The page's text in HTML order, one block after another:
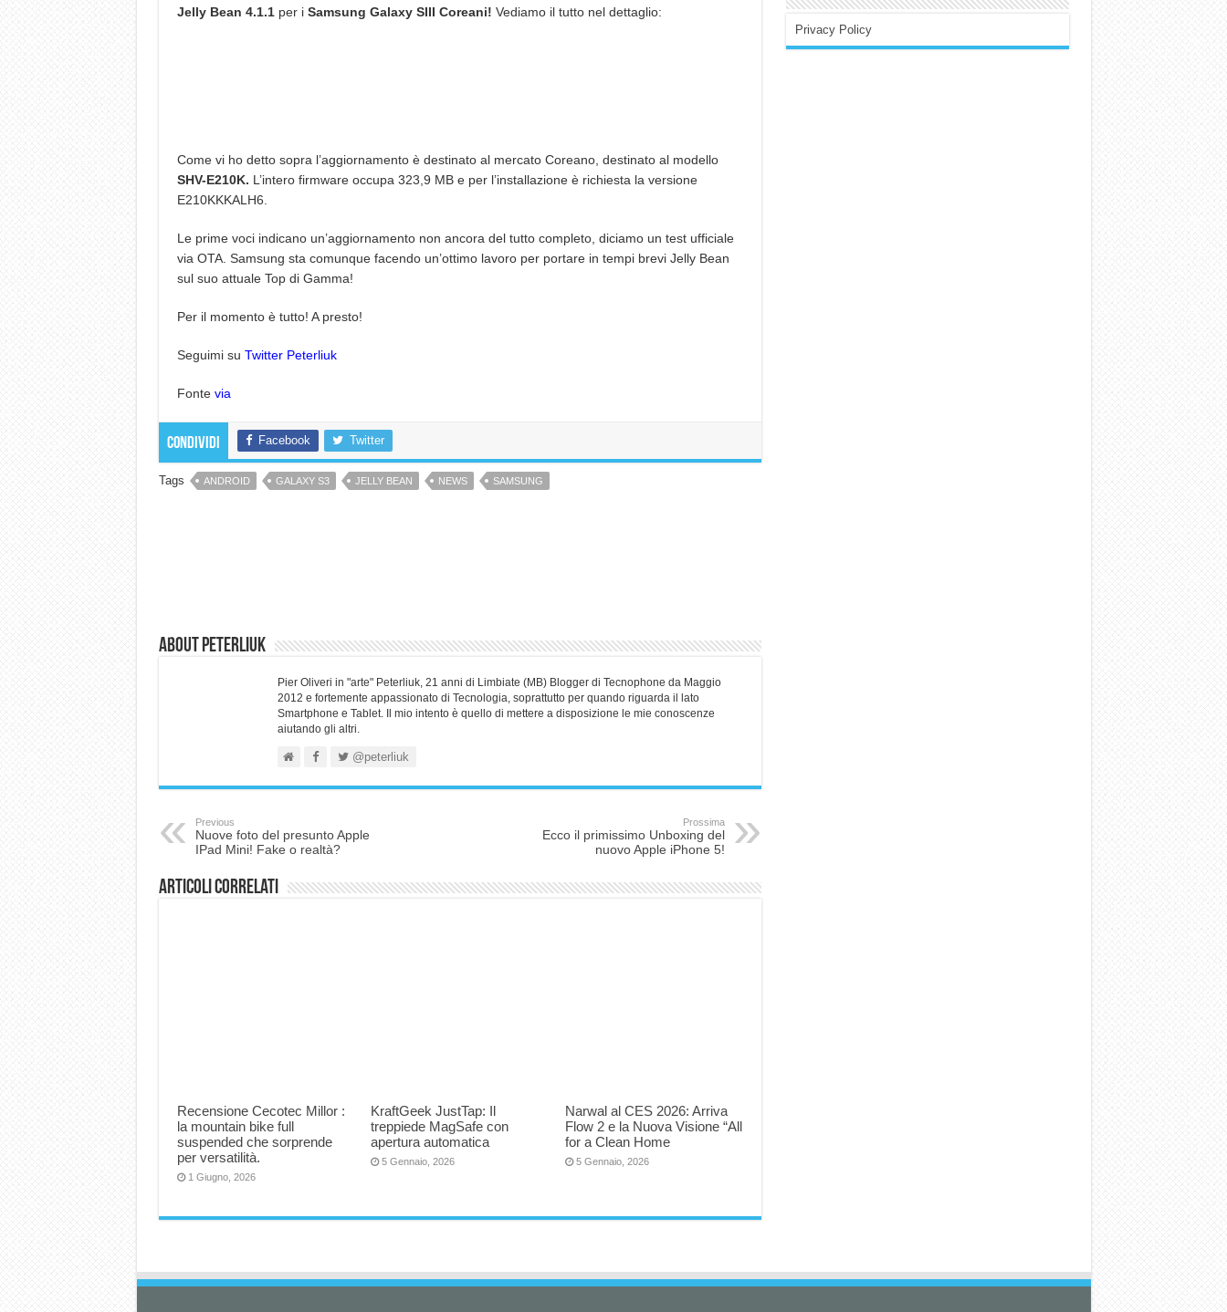
SIII
Jelly Bean 4.1.1per i Samsung Galaxy SIII Coreani! Vediamo il tutto nel dettaglio:
Come vi ho detto sopra l’aggiornamento è destinato al mercato Coreano, destinato al modello
SHV-E210K. L’intero firmware occupa 323,9 MB e per l’installazione è richiesta la versione
E210KKKALH6.
Le prime voci indicano un’aggiornamento non ancora del tutto completo, diciamo un test ufficiale
via OTA. Samsung sta comunque facendo un’ottimo lavoro per portare in tempi brevi Jelly Bean
sul suo attuale Top di Gamma!
Per il momento è tutto! A presto!
Seguimi su Twitter Peterliuk
Fonte via
Condividi Facebook Twitter
Tags ANDROID GALAXY S3 JELLY BEAN NEWS SAMSUNG
About Peterliuk
Pier Oliveri in "arte" Peterliuk, 21 anni di Limbiate (MB) Blogger di Tecnophone da Maggio
2012 e fortemente appassionato di Tecnologia, soprattutto per quando riguarda il lato
Smartphone e Tablet. Il mio intento è quello di mettere a disposizione le mie conoscenze
aiutando gli altri.
@peterliuk
Previous
Nuove foto del presunto Apple
IPad Mini! Fake o realtà?
Prossima
Ecco il primissimo Unboxing del
nuovo Apple iPhone 5!
Articoli correlati
Recensione Cecotec Millor :
la mountain bike full
suspended che sorprende
per versatilità.
1 Giugno, 2026
KraftGeek JustTap: Il
treppiede MagSafe con
apertura automatica
5 Gennaio, 2026
Narwal al CES 2026: Arriva
Flow 2 e la Nuova Visione “All
for a Clean Home
5 Gennaio, 2026
Privacy Policy